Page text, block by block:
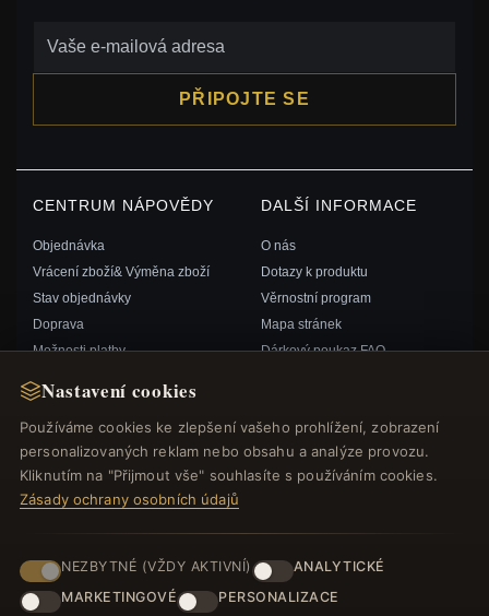
Nastavení cookies
Používáme cookies ke zlepšení vašeho prohlížení, zobrazení
personalizovaných reklam nebo obsahu a analýze provozu.
Kliknutím na "Přijmout vše" souhlasíte s používáním cookies.
Zásady ochrany osobních údajů
NEZBYTNÉ (VŽDY AKTIVNÍ)
ANALYTICKÉ
MARKETINGOVÉ
PERSONALIZACE
PŘIPOJTE SE
CENTRUM NÁPOVĚDY
Objednávka
Vrácení zboží& Výměna zboží
Stav objednávky
Doprava
Možnosti platby
Kontaktujte nás
DALŠÍ INFORMACE
O nás
Dotazy k produktu
Věrnostní program
Mapa stránek
Dárkový poukaz FAQ
RYCHLÉ ODKAZY
Nové produkty
Speciální nabídky
Blog
Recenze
Přihlásit se
SLEDUJTE NÁS